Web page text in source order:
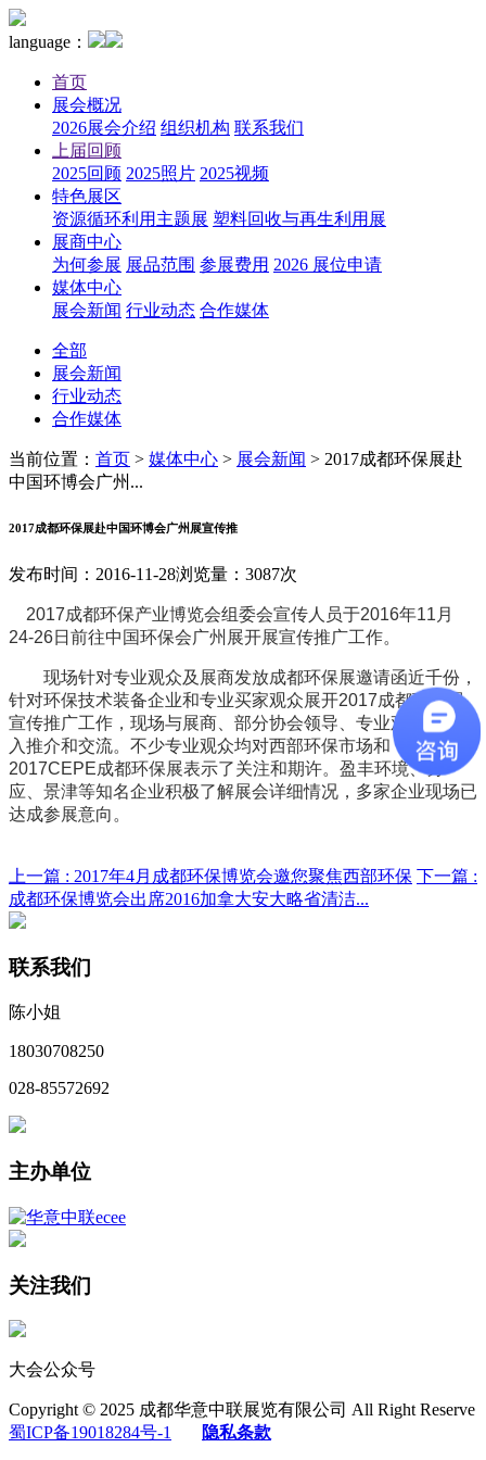
language：
首页
展会概况
2026展会介绍 组织机构 联系我们
上届回顾
2025回顾 2025照片 2025视频
特色展区
资源循环利用主题展 塑料回收与再生利用展
展商中心
为何参展 展品范围 参展费用 2026 展位申请
媒体中心
展会新闻 行业动态 合作媒体
全部
展会新闻
行业动态
合作媒体
当前位置： 首页 > 媒体中心 > 展会新闻 > 2017成都环保展赴
中国环博会广州...
2017成都环保展赴中国环博会广州展宣传推
发布时间：2016-11-28浏览量：3087次
2017成都环保产业博览会组委会宣传人员于2016年11月
24-26日前往中国环保会广州展开展宣传推广工作。
现场针对专业观众及展商发放成都环保展邀请函近千份，
针对环保技术装备企业和专业买家观众展开2017成都环保展
宣传推广工作，现场与展商、部分协会领导、专业观众进行深
入推介和交流。不少专业观众均对西部环保市场和
2017CEPE成都环保展表示了关注和期许。盈丰环境、劳
应、景津等知名企业积极了解展会详细情况，多家企业现场已
达成参展意向。
上一篇 : 2017年4月成都环保博览会邀您聚焦西部环保 下一篇 :
成都环保博览会出席2016加拿大安大略省清洁...
联系我们
陈小姐
18030708250
028-85572692
主办单位
关注我们
大会公众号
Copyright © 2025 成都华意中联展览有限公司 All Right Reserve
蜀ICP备19018284号-1
隐私条款